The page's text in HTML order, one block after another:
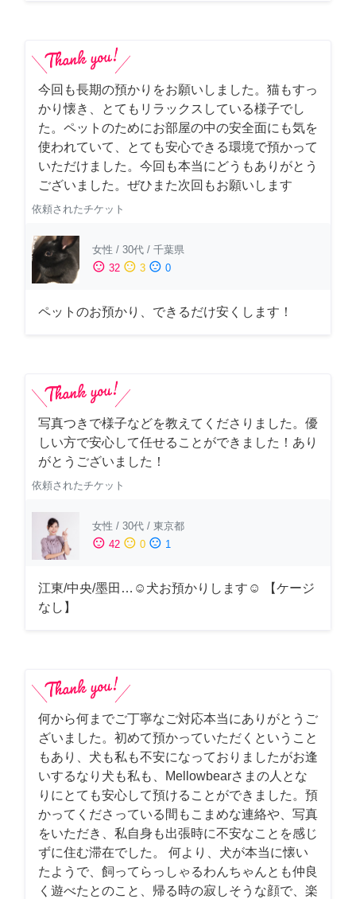
今回も長期の預かりをお願いしました。猫もすっ
かり懐き、とてもリラックスしている様子でし
た。ペットのためにお部屋の中の安全面にも気を
使われていて、とても安心できる環境で預かって
いただけました。今回も本当にどうもありがとう
ございました。ぜひまた次回もお願いします
依頼されたチケット
女性 / 30代 / 千葉県
sentiment_satisfied 32 sentiment_neutral 3 sentiment_dissatisfied 0
ペットのお預かり、できるだけ安くします！
写真つきで様子などを教えてくださりました。優
しい方で安心して任せることができました！あり
がとうございました！
依頼されたチケット
女性 / 30代 / 東京都
sentiment_satisfied 42 sentiment_neutral 0 sentiment_dissatisfied 1
江東/中央/墨田…☺︎犬お預かりします☺︎ 【ケージ
なし】
何から何までご丁寧なご対応本当にありがとうご
ざいました。初めて預かっていただくということ
もあり、犬も私も不安になっておりましたがお逢
いするなり犬も私も、Mellowbearさまの人とな
りにとても安心して預けることができました。預
かってくださっている間もこまめな連絡や、写真
をいただき、私自身も出張時に不安なことを感じ
ずに住む滞在でした。 何より、犬が本当に懐い
たようで、飼ってらっしゃるわんちゃんとも仲良
く遊べたとのこと、帰る時の寂しそうな顔で、楽